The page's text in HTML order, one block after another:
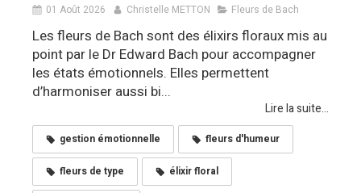
01 Août 2026 Christelle METTON Fleurs de Bach
Les fleurs de Bach sont des élixirs floraux mis au
point par le Dr Edward Bach pour accompagner
les états émotionnels. Elles permettent
d’harmoniser aussi bi...
Lire la suite...
gestion émotionnelle fleurs d'humeur
fleurs de type élixir floral